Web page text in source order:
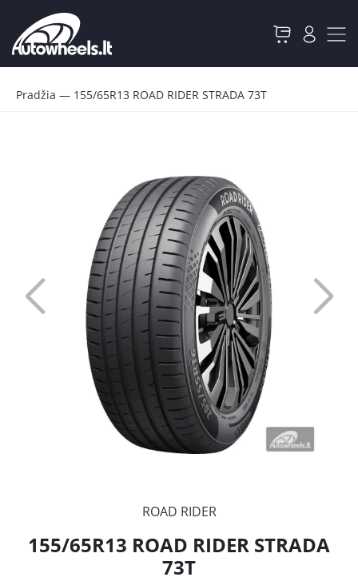
Pradžia — 155/65R13 ROAD RIDER STRADA 73T
ROAD RIDER
155/65R13 ROAD RIDER STRADA
73T